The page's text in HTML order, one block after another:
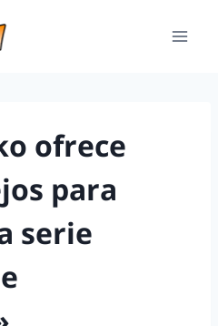
ofrece
para
serie